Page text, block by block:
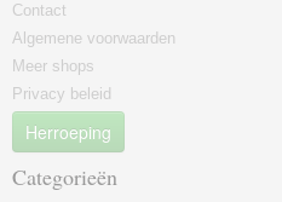
Contact
Algemene voorwaarden
Meer shops
Privacy beleid
Herroeping
Categorieën